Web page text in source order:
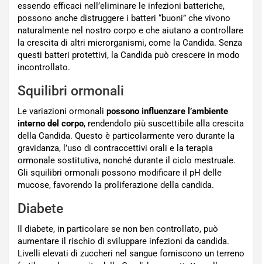
essendo efficaci nell’eliminare le infezioni batteriche,
possono anche distruggere i batteri “buoni” che vivono
naturalmente nel nostro corpo e che aiutano a controllare
la crescita di altri microrganismi, come la Candida. Senza
questi batteri protettivi, la Candida può crescere in modo
incontrollato.
Squilibri ormonali
Le variazioni ormonali possono influenzare l’ambiente
interno del corpo, rendendolo più suscettibile alla crescita
della Candida. Questo è particolarmente vero durante la
gravidanza, l’uso di contraccettivi orali e la terapia
ormonale sostitutiva, nonché durante il ciclo mestruale.
Gli squilibri ormonali possono modificare il pH delle
mucose, favorendo la proliferazione della candida.
Diabete
Il diabete, in particolare se non ben controllato, può
aumentare il rischio di sviluppare infezioni da candida.
Livelli elevati di zuccheri nel sangue forniscono un terreno